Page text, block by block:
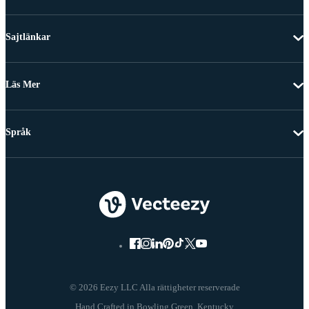
Sajtlänkar
Läs Mer
© 2026 Eezy LLC Alla rättigheter reserverade
Språk